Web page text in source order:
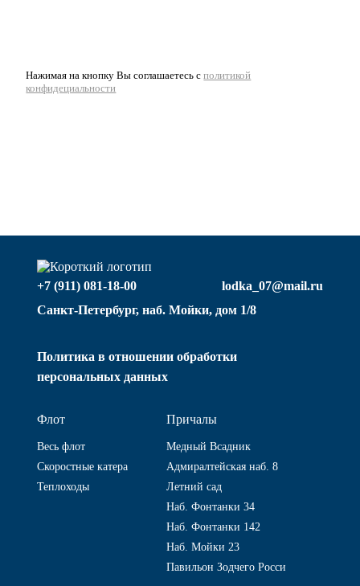
Нажимая на кнопку Вы соглашаетесь сполитикой
конфидециальности
+7 (911) 081-18-00
lodka_07@mail.ru
Санкт-Петербург, наб. Мойки, дом 1/8
Политика в отношении обработки
персональных данных
Флот
Весь флот
Скоростные катера
Теплоходы
Причалы
Медный Всадник
Адмиралтейская наб. 8
Летний сад
Наб. Фонтанки 34
Наб. Фонтанки 142
Наб. Мойки 23
Павильон Зодчего Росси